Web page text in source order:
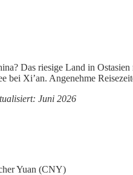
Das riesige Land in
bei Xi’an. Angenehme
Juni 2026
Yuan (CNY)